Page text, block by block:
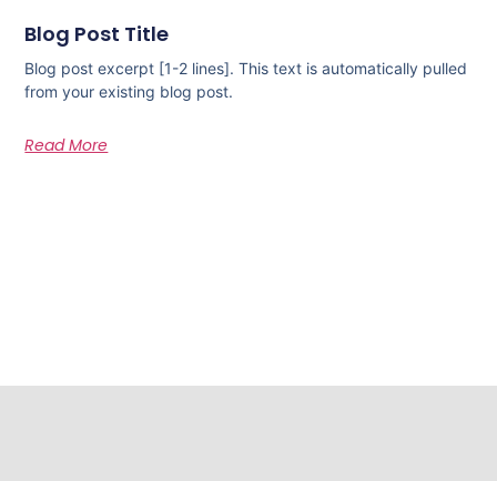
Blog Post Title
Blog post excerpt [1-2 lines]. This text is automatically pulled
from your existing blog post.
Read More